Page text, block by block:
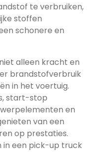
te verbruiken,
stoffen
schonere en
alleen kracht en
brandstofverbruik
in het voertuig.
start-stop
en
van een
op prestaties.
in een pick-up truck